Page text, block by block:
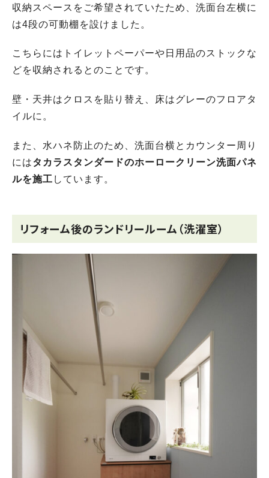
収納スペースをご希望されていたため、洗面台左横に
は4段の可動棚を設けました。
こちらにはトイレットペーパーや日用品のストックな
どを収納されるとのことです。
壁・天井はクロスを貼り替え、床はグレーのフロアタ
イルに。
また、水ハネ防止のため、洗面台横とカウンター周り
にはタカラスタンダードのホーロークリーン洗面パネ
ルを施工 しています。
リフォーム後のランドリールーム（洗濯室）